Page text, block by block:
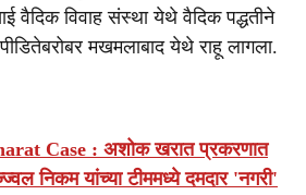
वैदिक विवाह संस्था येथे वैदिक पद्धतीने
मखमलाबाद येथे राहू लागला.
Case : अशोक खरात प्रकरणात
निकम यांच्या टीममध्ये दमदार 'नगरी'